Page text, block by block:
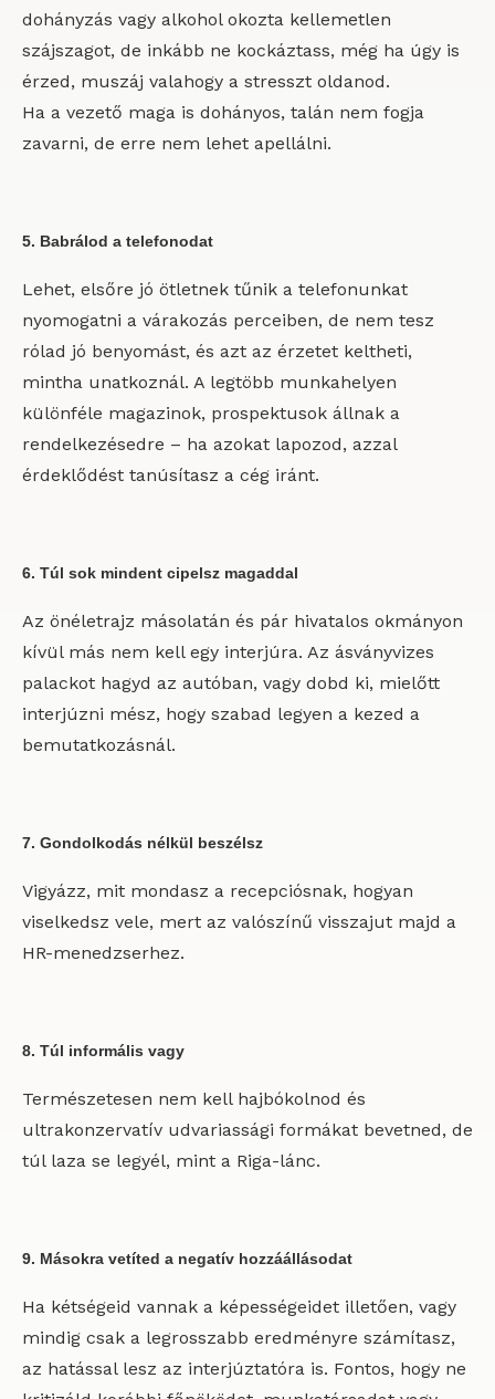
dohányzás vagy alkohol okozta kellemetlen
szájszagot, de inkább ne kockáztass, még ha úgy is
érzed, muszáj valahogy a stresszt oldanod.
Ha a vezető maga is dohányos, talán nem fogja
zavarni, de erre nem lehet apellálni.
5. Babrálod a telefonodat
Lehet, elsőre jó ötletnek tűnik a telefonunkat
nyomogatni a várakozás perceiben, de nem tesz
rólad jó benyomást, és azt az érzetet keltheti,
mintha unatkoznál. A legtöbb munkahelyen
különféle magazinok, prospektusok állnak a
rendelkezésedre – ha azokat lapozod, azzal
érdeklődést tanúsítasz a cég iránt.
6. Túl sok mindent cipelsz magaddal
Az önéletrajz másolatán és pár hivatalos okmányon
kívül más nem kell egy interjúra. Az ásványvizes
palackot hagyd az autóban, vagy dobd ki, mielőtt
interjúzni mész, hogy szabad legyen a kezed a
bemutatkozásnál.
7. Gondolkodás nélkül beszélsz
Vigyázz, mit mondasz a recepciósnak, hogyan
viselkedsz vele, mert az valószínű visszajut majd a
HR-menedzserhez.
8. Túl informális vagy
Természetesen nem kell hajbókolnod és
ultrakonzervatív udvariassági formákat bevetned, de
túl laza se legyél, mint a Riga-lánc.
9. Másokra vetíted a negatív hozzáállásodat
Ha kétségeid vannak a képességeidet illetően, vagy
mindig csak a legrosszabb eredményre számítasz,
az hatással lesz az interjúztatóra is. Fontos, hogy ne